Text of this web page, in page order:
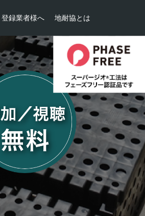
登録業者様へ 地耐協とは